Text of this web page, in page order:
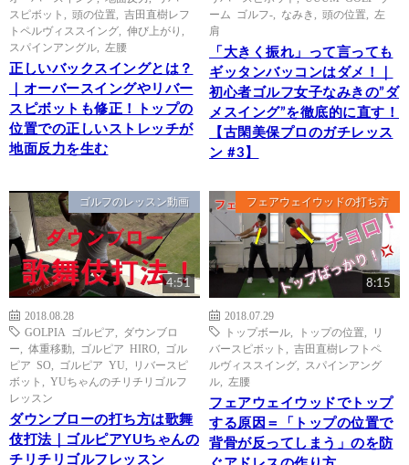
スピボット
頭の位置
吉田直樹レフ
トペルヴィススイング
伸び上がり
スパインアングル
左腰
正しいバックスイングとは？
｜オーバースイングやリバー
スピボットも修正！トップの
位置での正しいストレッチが
地面反力を生む
ーム ゴルフ-
なみき 頭の位置
左
肩
「大きく振れ」って言っても
ギッタンバッコンはダメ！｜
初心者ゴルフ女子なみきの”ダ
メスイング”を徹底的に直す！
【古閑美保プロのガチレッス
ン #3】
ゴルフのレッスン動画
4:51
2018.08.28
GOLPIA ゴルピア
ダウンブロ
ー
体重移動 ゴルピア HIRO
ゴル
ピア SO
ゴルピア YU
リバースピ
ボット
YUちゃんのチリチリゴルフ
レッスン
ダウンブローの打ち方は歌舞
伎打法｜ゴルピアYUちゃんの
チリチリゴルフレッスン
フェアウェイウッドの打ち方
8:15
2018.07.29
トップボール
トップの位置
リ
バースピボット
吉田直樹レフトペ
ルヴィススイング
スパインアング
ル
左腰
フェアウェイウッドでトップ
する原因＝「トップの位置で
背骨が反ってしまう」のを防